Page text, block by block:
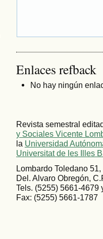
Enlaces refback
No hay ningún
Revista semestral
y Sociales Vicente
la Universidad
Universitat de les Illes
Lombardo Toledano
Del. Alvaro Obregón,
Tels. (5255) 5661-4679
Fax: (5255) 5661-1787